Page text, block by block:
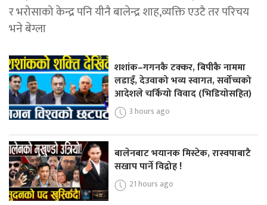
र भरोसाको केन्द्र पनि यीनै बालेन्द्र शाह,व्यक्ति एउटै तर परिचय
भने बेग्ला
शशांक–गगनकै टक्कर, बिपीकै नाममा
लडाइँ, देउवाको भव्य स्वागत, सर्वोच्चको
आदेशले चर्कियो विवाद (भिडियोसहित)
3 hours ago
बालेनबाट भयानक मिस्टेक, रास्वपाबाटै
सखाप पार्ने विद्रोह !
21 hours ago